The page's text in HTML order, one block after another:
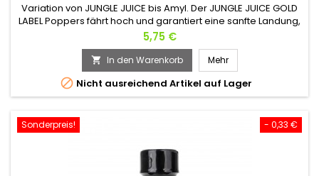
Variation von JUNGLE JUICE bis Amyl. Der JUNGLE JUICE GOLD
LABEL Poppers fährt hoch und garantiert eine sanfte Landung,
ohne Kopfschmerzen oder Nebenwirkungen. Seine
raffinierten Düfte verzehnfachen die sexuelle Lust und
intensivieren Orgasmen. Seine Verwendung als
Aphrodisiakum sorgt für die Sinnlichkeit des Paares, ohne
dass es morgen schwierig wird....
Preis
5,75 €
 In den Warenkorb Mehr
 Nicht ausreichend Artikel auf Lager
- 0,33 €
Sonderpreis!